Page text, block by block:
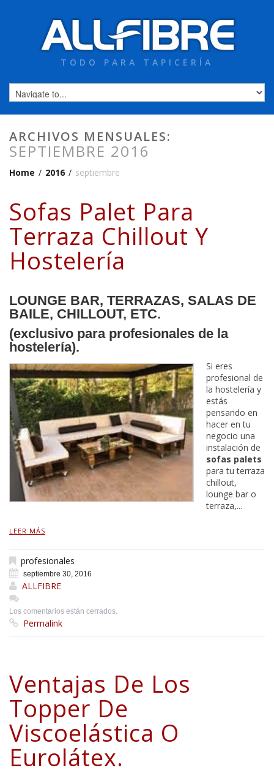
TODO PARA TAPICERÍA
ARCHIVOS MENSUALES:
SEPTIEMBRE 2016
Home / 2016 / septiembre
Sofas Palet Para
Terraza Chillout Y
Hostelería
LOUNGE BAR, TERRAZAS, SALAS DE
BAILE, CHILLOUT, ETC.
(exclusivo para profesionales de la
hostelería).
Si eres
profesional de
la hostelería y
estás
pensando en
hacer en tu
negocio una
instalación de
sofas palets
para tu terraza
chillout,
lounge bar o
terraza,...
LEER MÁS
profesionales
septiembre 30, 2016
ALLFIBRE
Los comentarios están cerrados.
Permalink
Ventajas De Los
Topper De
Viscoelástica O
Eurolátex.